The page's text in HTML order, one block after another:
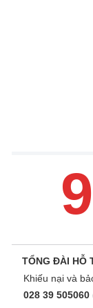
TỔNG ĐÀI HỖ
Khiếu nại và
028 39 505060